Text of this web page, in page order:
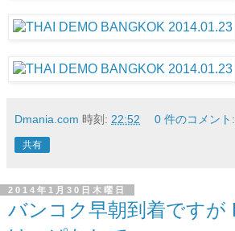
Dmania.com 時刻: 22:52 0 件のコメント:
共有
2014年1月30日木曜日
バンコク早朝到着ですが